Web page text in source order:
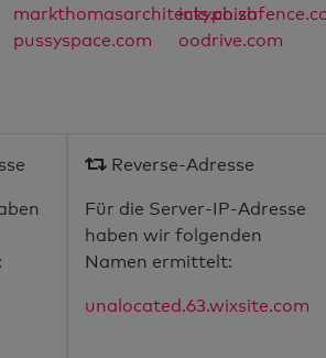
markthomasarchitects.co.za
pussyspace.com
oodrive.com
Reverse-Adresse
Für die Server-IP-Adresse
haben wir folgenden
Namen ermittelt:
unalocated.63.wixsite.com